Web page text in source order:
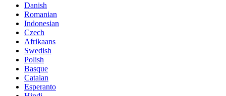
Danish
Romanian
Indonesian
Czech
Afrikaans
Swedish
Polish
Basque
Catalan
Esperanto